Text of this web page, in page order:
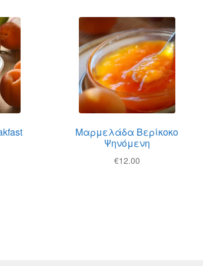
Μαρμελάδα Βερίκοκο
Ψηνόμενη
€12.00